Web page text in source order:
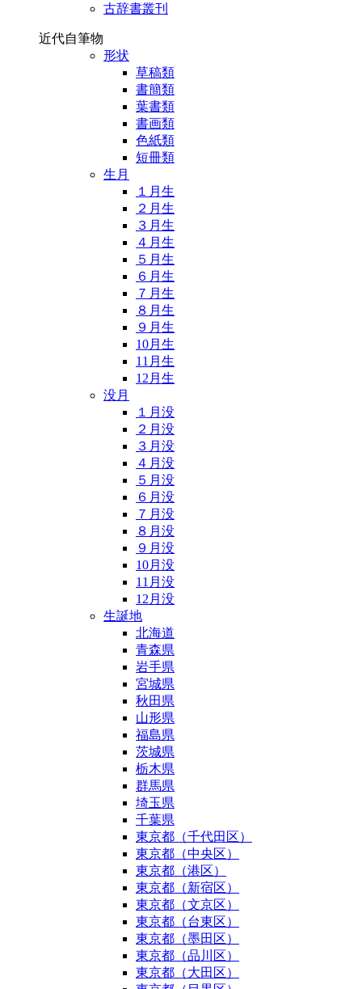
古辞書叢刊
近代自筆物
形状
草稿類
書簡類
葉書類
書画類
色紙類
短冊類
生月
１月生
２月生
３月生
４月生
５月生
６月生
７月生
８月生
９月生
10月生
11月生
12月生
没月
１月没
２月没
３月没
４月没
５月没
６月没
７月没
８月没
９月没
10月没
11月没
12月没
生誕地
北海道
青森県
岩手県
宮城県
秋田県
山形県
福島県
茨城県
栃木県
群馬県
埼玉県
千葉県
東京都（千代田区）
東京都（中央区）
東京都（港区）
東京都（新宿区）
東京都（文京区）
東京都（台東区）
東京都（墨田区）
東京都（品川区）
東京都（大田区）